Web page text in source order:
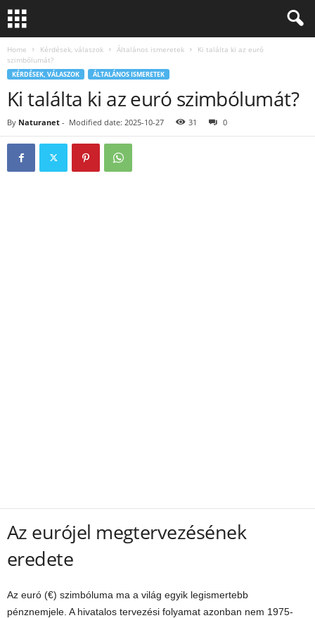
Home Kérdések, válaszok Általános ismeretek
Ki találta ki az euró
szimbólumát?
KÉRDÉSEK, VÁLASZOK ÁLTALÁNOS ISMERETEK
Ki találta ki az euró szimbólumát?
By Naturanet - Modified date: 2025-10-27 31 0
Az eurójel megtervezésének
eredete
Az euró (€) szimbóluma ma a világ egyik legismertebb
pénznemjele. A hivatalos tervezési folyamat azonban nem 1975-